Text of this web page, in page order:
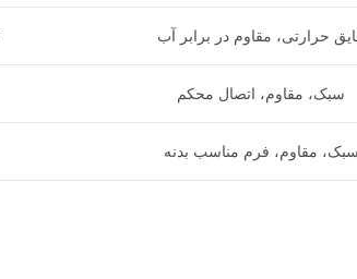
حرارتی، مقاوم در برابر آب
سبک، مقاوم، اتصال محکم
سبک، مقاوم، فرم مناسب بدنه